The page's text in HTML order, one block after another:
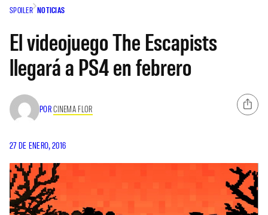
SPOILER NOTICIAS
El videojuego The Escapists
llegará a PS4 en febrero
PORCINEMA FLOR
27 DE ENERO, 2016